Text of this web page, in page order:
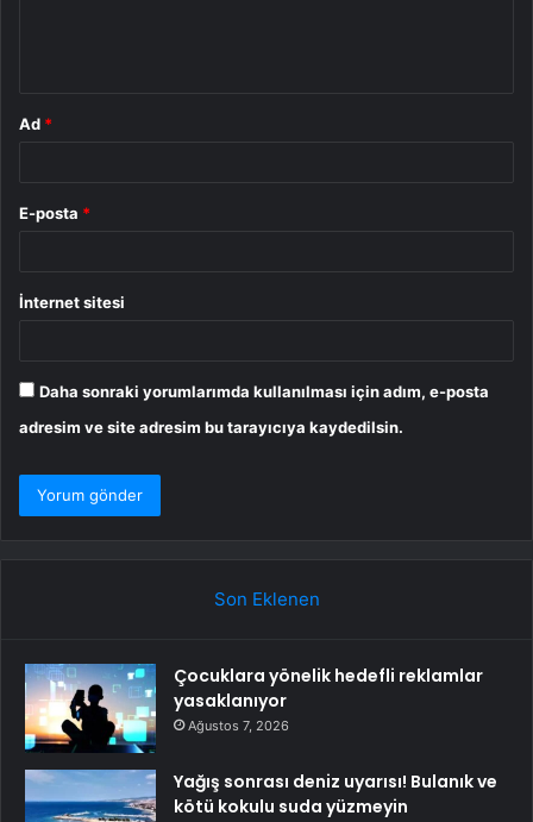
Ad *
E-posta *
İnternet sitesi
Daha sonraki yorumlarımda kullanılması için adım, e-posta
adresim ve site adresim bu tarayıcıya kaydedilsin.
Son Eklenen
Çocuklara yönelik hedefli reklamlar
yasaklanıyor
Ağustos 7, 2026
Yağış sonrası deniz uyarısı! Bulanık ve
kötü kokulu suda yüzmeyin